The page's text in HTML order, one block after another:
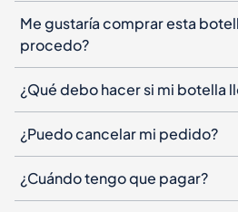
Me gustaría comprar esta
procedo?
¿Qué debo hacer si mi botella
¿Puedo cancelar mi pedido?
¿Cuándo tengo que pagar?